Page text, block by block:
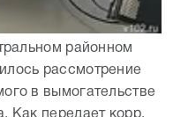
районном
рассмотрение
в вымогательстве
Как передает корр.